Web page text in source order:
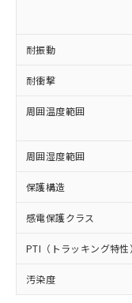
耐振動
耐衝撃
周囲温度範囲
周囲湿度範囲
保護構造
感電保護クラス
PTI（トラッキング特性）
汚染度
正式
様の
ムロ
オム
在庫
事前
マイ
ビス
メンバ
ありま
お客
登録
および
(PBDE)
ル) (DEHP)(別
ルベンジル（
（DBP）
但し、RoHS指
フタル酸エス
図的な使用がな
※2 対応予
部品在庫の
月が前後す
※3 非含
Cr(Ⅵ)(六価クロ
ニル類) :
イソブチル) :
DEHP(フタル
※2 環境保
「ｅ」：有
準値以下で
「10」：通
質が外部に
及ぼさない
「－」：未
い合わせくだ
当社
いよ
当社
ル、
武器
当社
場合
該第
販売
法に
り引き
白